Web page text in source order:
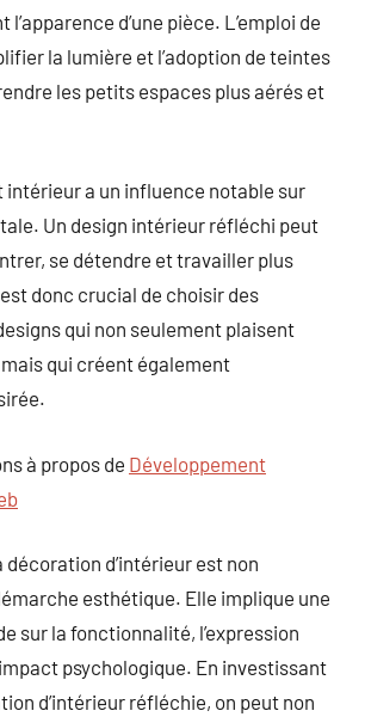
d’une pièce. L’emploi de
la lumière et l’adoption de teintes
les petits espaces plus aérés et
intérieur a un influence notable sur
Un design intérieur réfléchi peut
se détendre et travailler plus
donc crucial de choisir des
qui non seulement plaisent
qui créent également
à propos de Développement
décoration d’intérieur est non
esthétique. Elle implique une
sur la fonctionnalité, l’expression
psychologique. En investissant
d’intérieur réfléchie, on peut non